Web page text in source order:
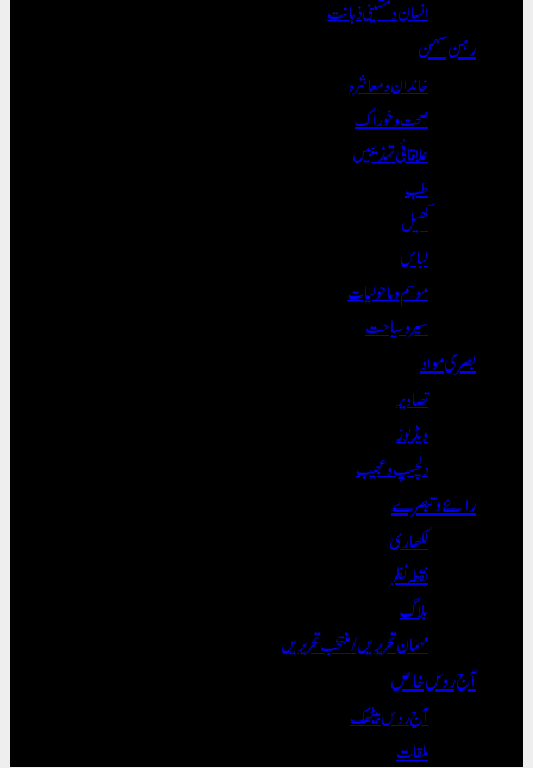
انسان و مشینی ذہانت
رہن سہن
خاندان و معاشرہ
صحت و خوراک
علاقائی تہذیبیں
طب
کھیل
لباس
موسم و ماحولیات
سیر و سیاحت
بصری مواد
تصاویر
ویڈیوز
دلچسپ و عجیب
رائے و تبصرے
لکھاری
نقطہ نظر
بلاگ
مہمان تحریریں / منتخب تحریریں
آج روس خاص
آج روس بیٹھک
ملقات